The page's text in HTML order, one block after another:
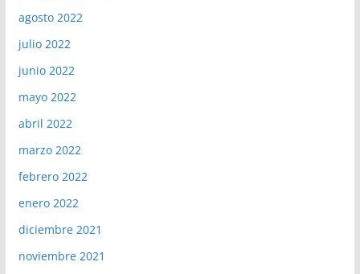
agosto 2022
julio 2022
junio 2022
mayo 2022
abril 2022
marzo 2022
febrero 2022
enero 2022
diciembre 2021
noviembre 2021